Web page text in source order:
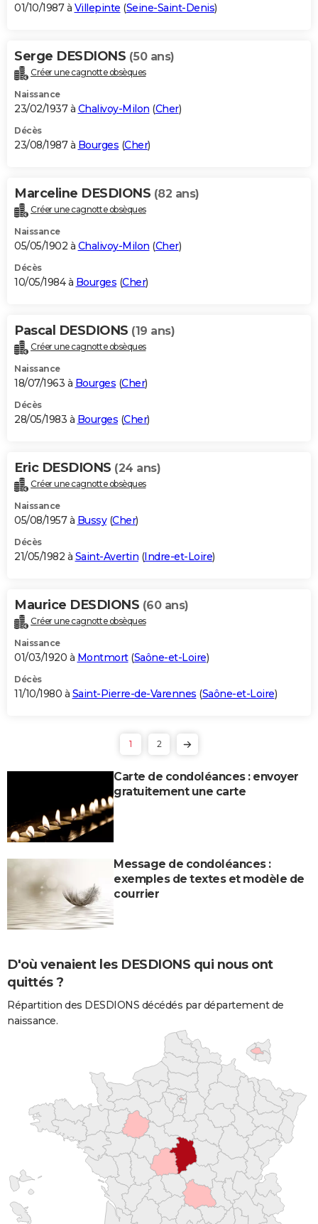
01/10/1987 à Villepinte (Seine-Saint-Denis)
Serge DESDIONS (50 ans)
Créer une cagnotte obsèques
Naissance
23/02/1937 à Chalivoy-Milon (Cher)
Décès
23/08/1987 à Bourges (Cher)
Marceline DESDIONS (82 ans)
Créer une cagnotte obsèques
Naissance
05/05/1902 à Chalivoy-Milon (Cher)
Décès
10/05/1984 à Bourges (Cher)
Pascal DESDIONS (19 ans)
Créer une cagnotte obsèques
Naissance
18/07/1963 à Bourges (Cher)
Décès
28/05/1983 à Bourges (Cher)
Eric DESDIONS (24 ans)
Créer une cagnotte obsèques
Naissance
05/08/1957 à Bussy(Cher)
Décès
21/05/1982 à Saint-Avertin (Indre-et-Loire)
Maurice DESDIONS (60 ans)
Créer une cagnotte obsèques
Naissance
01/03/1920 à Montmort(Saône-et-Loire)
Décès
11/10/1980 à Saint-Pierre-de-Varennes (Saône-et-Loire)
1 2
Carte de condoléances : envoyer
gratuitement une carte
Message de condoléances :
exemples de textes et modèle de
courrier
D'où venaient les DESDIONS qui nous ont
quittés ?
Répartition des DESDIONS décédés par département de
naissance.